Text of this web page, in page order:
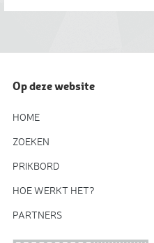
Op deze website
HOME
ZOEKEN
PRIKBORD
HOE WERKT HET?
PARTNERS